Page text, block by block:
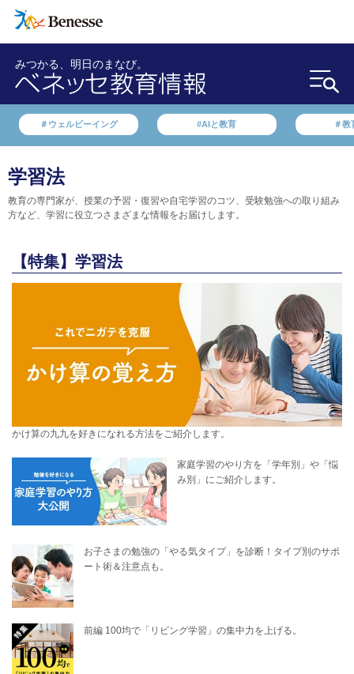
みつかる、明日のまなび。
＃ウェルビーイング #AIと教育 ＃教
学習法
教育の専門家が、授業の予習・復習や自宅学習のコツ、受験勉強への取り組み
方など、学習に役立つさまざまな情報をお届けします。
【特集】学習法
かけ算の九九を好きになれる方法をご紹介します。
家庭学習のやり方を「学年別」や「悩
み別」にご紹介します。
お子さまの勉強の「やる気タイプ」を診断！タイプ別のサポ
ート術＆注意点も。
前編 100均で「リビング学習」の集中力を上げる。